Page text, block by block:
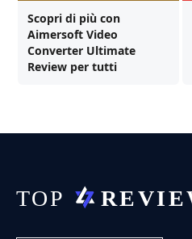
Scopri di più con
Aimersoft Video
Converter Ultimate
Review per tutti